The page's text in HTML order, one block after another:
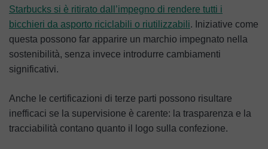
Starbucks si è ritirato dall’impegno di rendere tutti i
bicchieri da asporto riciclabili o riutilizzabili. Iniziative come
questa possono far apparire un marchio impegnato nella
sostenibilità, senza invece introdurre cambiamenti
significativi.
Anche le certificazioni di terze parti possono risultare
inefficaci se la supervisione è carente: la trasparenza e la
tracciabilità contano quanto il logo sulla confezione.